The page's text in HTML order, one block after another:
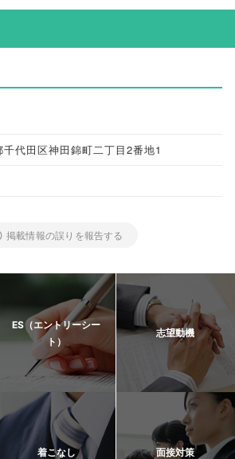
千代田区神田錦町二丁目2番地1
掲載情報の誤りを報告する
ES（エントリーシー
ト）
志望動機
着こなし 面接対策